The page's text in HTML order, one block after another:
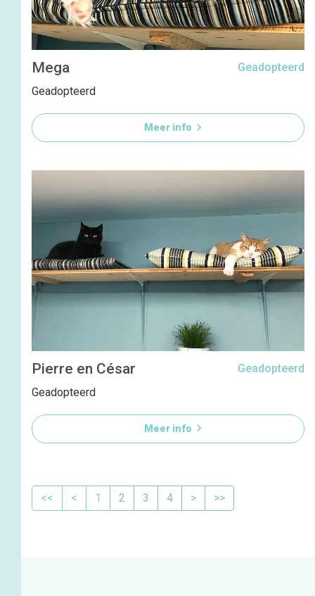
Mega
Geadopteerd
Geadopteerd
Meer info 
Pierre en César
Geadopteerd
Geadopteerd
Meer info 
<< < 1 2 3 4 > >>